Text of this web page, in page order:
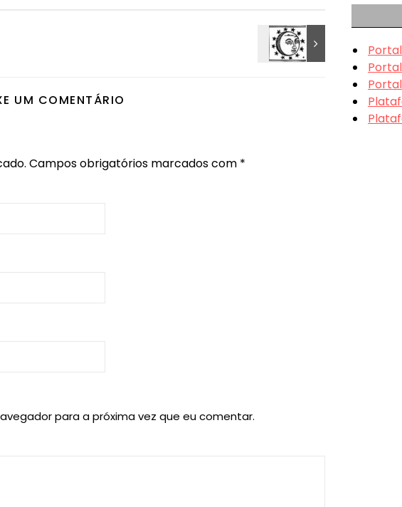
UM COMENTÁRIO
Campos obrigatórios marcados com *
para a próxima vez que eu comentar.
Portal